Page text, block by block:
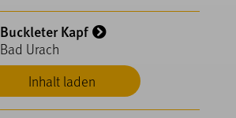
Inhalt laden
Buckleter Kapf
Bad Urach